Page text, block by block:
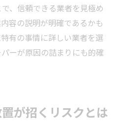
、信頼できる業者を見極め
容の説明が明確であるかも
有の事情に詳しい業者を選
ーが原因の詰まりにも的確
が招くリスクとは